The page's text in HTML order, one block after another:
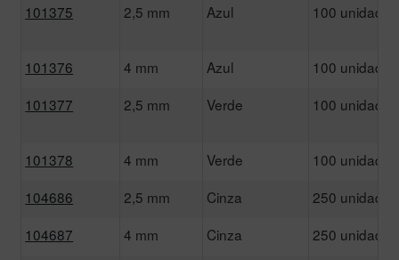
101375
2,5 mm Azul 100 unidades
101376 4 mm Azul
100 unidades
101377
2,5 mm Verde 100 unidades
101378 4 mm Verde
100 unidades
104686
2,5 mm Cinza
250 unidades
104687
4 mm Cinza
250 unidades